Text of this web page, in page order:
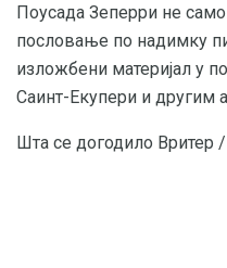
Поусада Зеперри не само
пословање по надимку
изложбени материјал у
Саинт-Екупери и другим
Шта се догодило Вритер